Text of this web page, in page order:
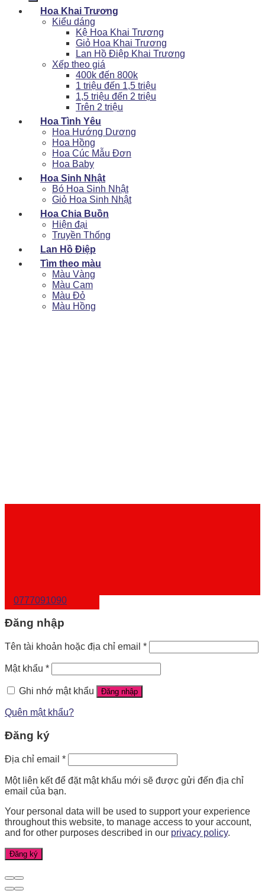
Hoa Khai Trương
Kiểu dáng
Kệ Hoa Khai Trương
Giỏ Hoa Khai Trương
Lan Hồ Điệp Khai Trương
Xếp theo giá
400k đến 800k
1 triệu đến 1,5 triệu
1,5 triệu đến 2 triệu
Trên 2 triệu
Hoa Tình Yêu
Hoa Hướng Dương
Hoa Hồng
Hoa Cúc Mẫu Đơn
Hoa Baby
Hoa Sinh Nhật
Bó Hoa Sinh Nhật
Giỏ Hoa Sinh Nhật
Hoa Chia Buồn
Hiện đại
Truyền Thống
Lan Hồ Điệp
Tìm theo màu
Màu Vàng
Màu Cam
Màu Đỏ
Màu Hồng
0777091090
Đăng nhập
Tên tài khoản hoặc địa chỉ email *
Mật khẩu *
Ghi nhớ mật khẩu Đăng nhập
Quên mật khẩu?
Đăng ký
Địa chỉ email *
Một liên kết để đặt mật khẩu mới sẽ được gửi đến địa chỉ
email của bạn.
Your personal data will be used to support your experience
throughout this website, to manage access to your account,
and for other purposes described in our privacy policy.
Đăng ký